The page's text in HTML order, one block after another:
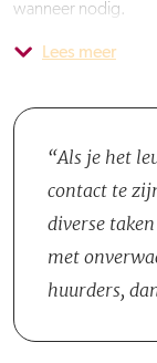
wanneer nodig.
Je komt te werken
met je collega’s
gemeente
Lees meer
Als je het
contact te
diverse
met
huurders,